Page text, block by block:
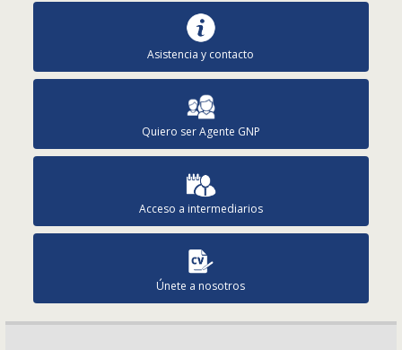
Asistencia y contacto
Quiero ser Agente GNP
Acceso a intermediarios
Únete a nosotros